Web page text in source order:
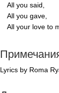
All you said
All you gave
All your love to
Lyrics by Roma